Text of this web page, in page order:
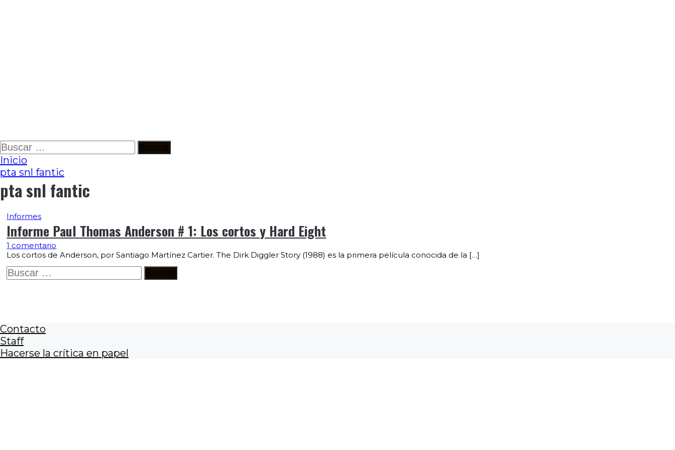
Ir
al
contenido
Buscar:
Inicio
pta snl fantic
pta snl fantic
Informes
Informe Paul Thomas Anderson # 1: Los cortos y Hard Eight
1 comentario
Los cortos de Anderson, por Santiago Martínez Cartier. The Dirk Diggler Story (1988) es la primera película conocida de la […]
Buscar:
Contacto
Staff
Hacerse la crítica en papel